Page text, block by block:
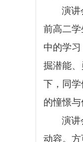
演讲
前高二
中的学
掘潜能
下，同
的憧憬与
演讲
动容。